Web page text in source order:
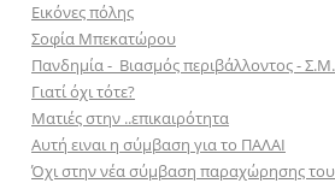
Εικόνες πόλης
Σοφία Μπεκατώρου
Πανδημία - Βιασμός περιβάλλοντος -
Γιατί όχι τότε?
Ματιές στην ..επικαιρότητα
Αυτή ειναι η σύμβαση για το ΠΑΛΑΙ
Όχι στην νέα σύμβαση παραχώρησης